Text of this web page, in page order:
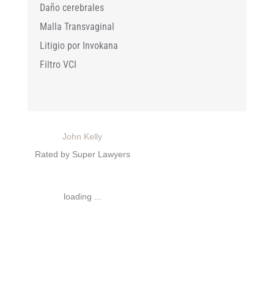
Daño cerebrales
Malla Transvaginal
Litigio por Invokana
Filtro VCI
John Kelly
Rated by Super Lawyers
loading ...